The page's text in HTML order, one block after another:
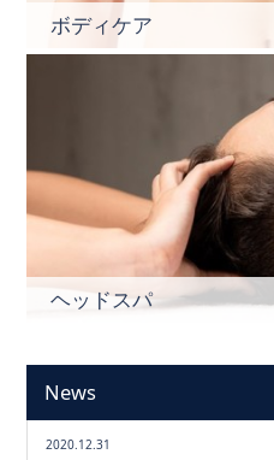
ボディケア
ヘッドスパ
News
2020.12.31